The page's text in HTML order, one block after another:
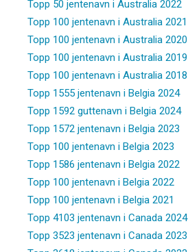
Topp 50 jentenavn i Australia 2022
Topp 100 jentenavn i Australia 2021
Topp 100 jentenavn i Australia 2020
Topp 100 jentenavn i Australia 2019
Topp 100 jentenavn i Australia 2018
Topp 1555 jentenavn i Belgia 2024
Topp 1592 guttenavn i Belgia 2024
Topp 1572 jentenavn i Belgia 2023
Topp 100 jentenavn i Belgia 2023
Topp 1586 jentenavn i Belgia 2022
Topp 100 jentenavn i Belgia 2022
Topp 100 jentenavn i Belgia 2021
Topp 4103 jentenavn i Canada 2024
Topp 3523 jentenavn i Canada 2023